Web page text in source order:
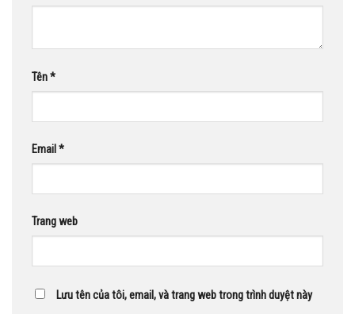
Tên*
Email *
Trang web
Lưu tên của tôi, email, và trang web trong trình duyệt này